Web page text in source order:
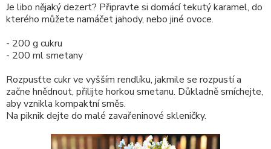
Je libo nějaký dezert? Připravte si domácí tekutý karamel, do
kterého můžete namáčet jahody, nebo jiné ovoce.
- 200 g cukru
- 200 ml smetany
Rozpusťte cukr ve vyšším rendlíku, jakmile se rozpustí a
začne hnědnout, přilijte horkou smetanu. Důkladně smíchejte,
aby vznikla kompaktní směs.
Na piknik dejte do malé zavařeninové skleničky.